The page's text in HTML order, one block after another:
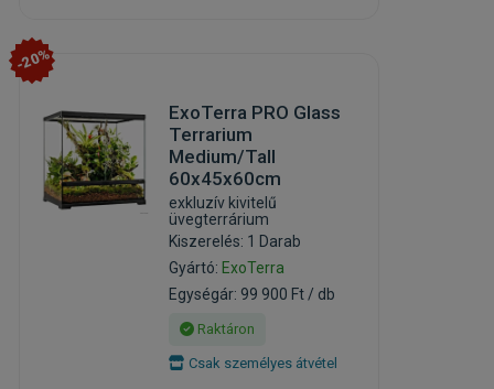
-20%
ExoTerra PRO Glass
Terrarium
Medium/Tall
60x45x60cm
exkluzív kivitelű
üvegterrárium
Kiszerelés: 1 Darab
Gyártó: ExoTerra
Egységár: 99 900 Ft / db
Raktáron
Csak személyes átvétel